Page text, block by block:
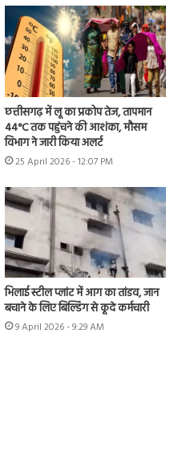
छत्तीसगढ़ में लू का प्रकोप तेज, तापमान
44°C तक पहुंचने की आशंका, मौसम
विभाग ने जारी किया अलर्ट
25 April 2026 - 12:07 PM
भिलाई स्टील प्लांट में आग का तांडव, जान
बचाने के लिए बिल्डिंग से कूदे कर्मचारी
9 April 2026 - 9:29 AM